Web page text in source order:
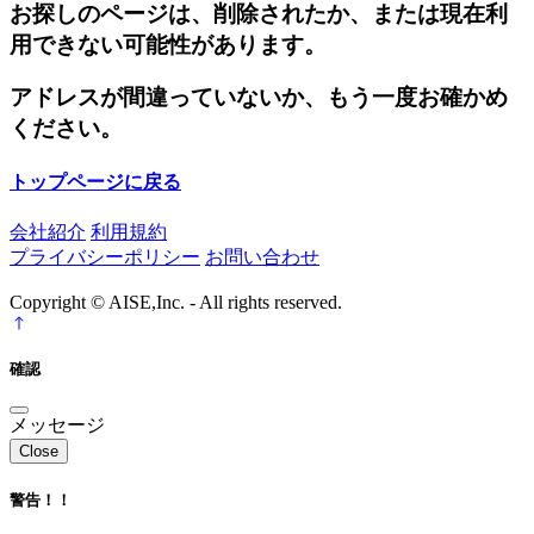
お探しのページは、削除されたか、または現在利
用できない可能性があります。
アドレスが間違っていないか、もう一度お確かめ
ください。
トップページに戻る
会社紹介 利用規約
プライバシーポリシー お問い合わせ
Copyright © AISE,Inc. - All rights reserved.
確認
メッセージ
Close
警告！！